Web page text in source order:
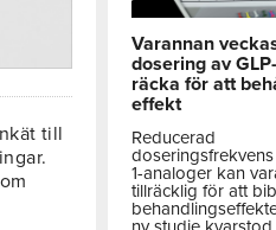
till
Varannan
dosering av
räcka för att
effekt
Reducerad
doseringsfrekvens
1-analoger kan
tillräcklig för att